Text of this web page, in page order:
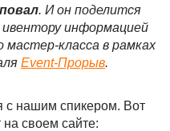
. И он поделится
информацией
мастер-класса в рамках
Event-Прорыв.
с нашим спикером. Вот
на своем сайте: